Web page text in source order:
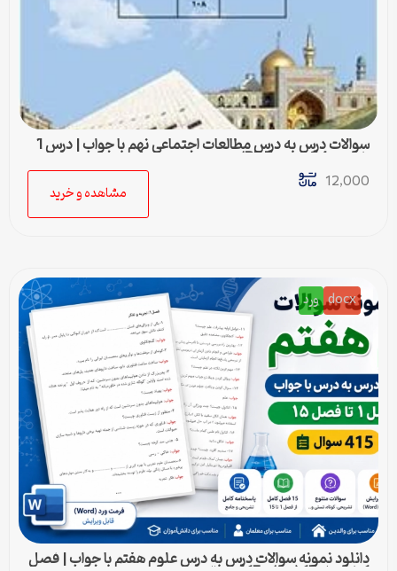
سوالات درس به درس مطالعات اجتماعی نهم با جواب | درس 1
12,000
مشاهده و خرید
docx ورد
دانلود نمونه سوالات درس به درس علوم هفتم با جواب | فصل